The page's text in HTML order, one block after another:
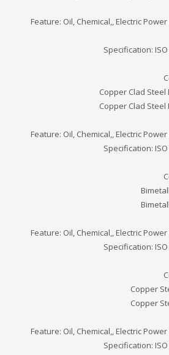
Feature: Oil, Chemical,, Electric
Specification:
Copper Clad
Copper Clad
Feature: Oil, Chemical,, Electric
Specification:
Feature: Oil, Chemical,, Electric
Specification:
Copper
Copper
Feature: Oil, Chemical,, Electric
Specification: